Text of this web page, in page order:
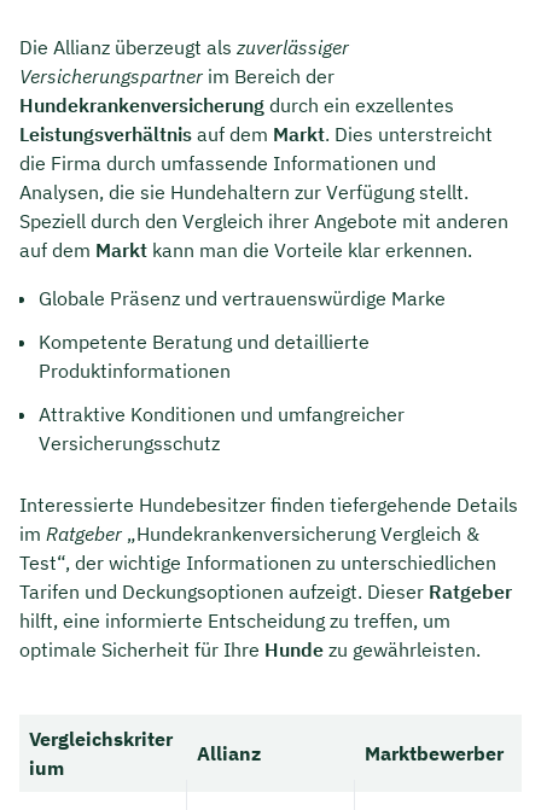
Die Allianz überzeugt als zuverlässiger
Versicherungspartner im Bereich der
Hundekrankenversicherung durch ein exzellentes
Leistungsverhältnis auf dem Markt. Dies unterstreicht
die Firma durch umfassende Informationen und
Analysen, die sie Hundehaltern zur Verfügung stellt.
Speziell durch den Vergleich ihrer Angebote mit anderen
auf dem Markt kann man die Vorteile klar erkennen.
Globale Präsenz und vertrauenswürdige Marke
Kompetente Beratung und detaillierte
Produktinformationen
Attraktive Konditionen und umfangreicher
Versicherungsschutz
Interessierte Hundebesitzer finden tiefergehende Details
im Ratgeber „Hundekrankenversicherung Vergleich &
Test“, der wichtige Informationen zu unterschiedlichen
Tarifen und Deckungsoptionen aufzeigt. Dieser Ratgeber
hilft, eine informierte Entscheidung zu treffen, um
optimale Sicherheit für Ihre Hunde zu gewährleisten.
Vergleichskriter
ium
Allianz Marktbewerber